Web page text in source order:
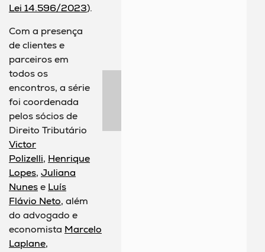
Lei 14.596/2023).
Com a presença
de clientes e
parceiros em
todos os
encontros, a série
foi coordenada
pelos sócios de
Direito Tributário
Victor
Polizelli, Henrique
Lopes, Juliana
Nunese Luís
Flávio Neto, além
do advogado e
economista Marcelo
Laplane,